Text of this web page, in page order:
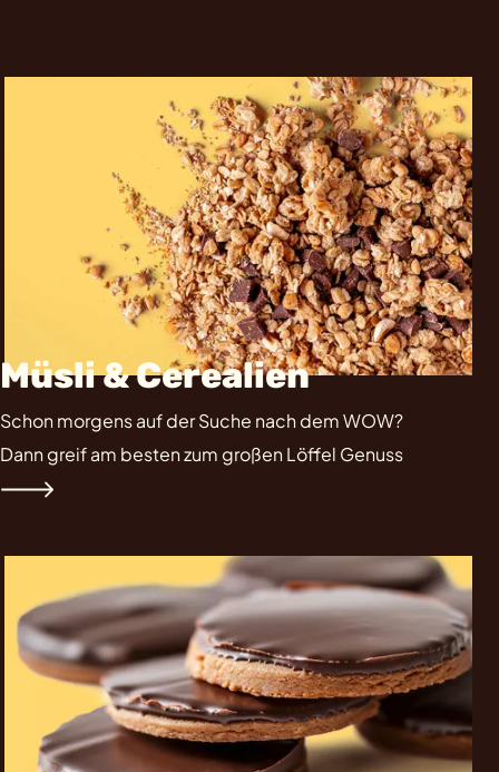
Müsli & Cerealien
Schon morgens auf der Suche nach dem WOW?
Dann greif am besten zum großen Löffel Genuss